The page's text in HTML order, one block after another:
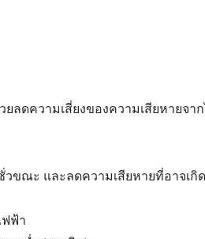
ลดความเสี่ยงของความเสียหายจา
ณะ และลดความเสียหายที่อาจเกิ
ฟ้า